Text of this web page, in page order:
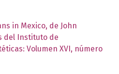
in Mexico, de John
del Instituto de
Volumen XVI, número